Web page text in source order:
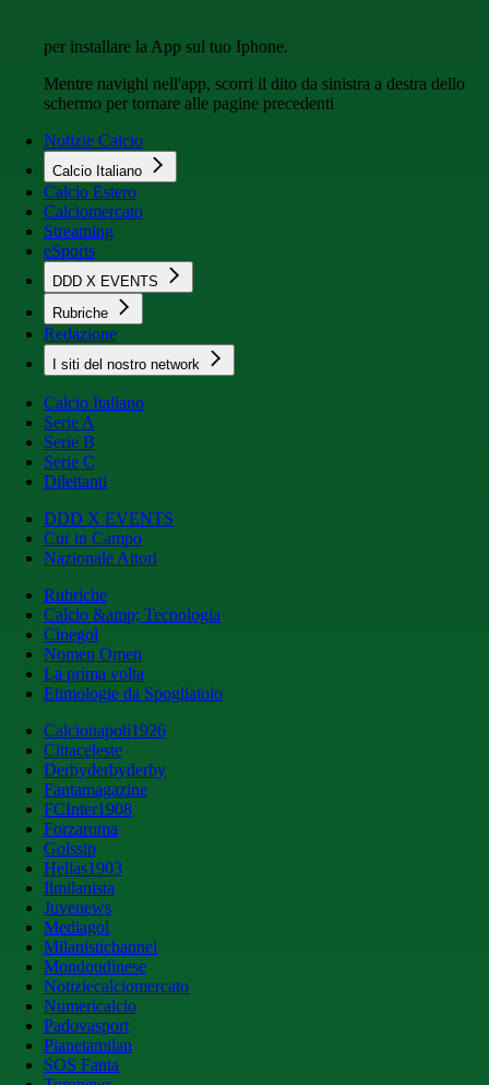
per installare la App sul tuo Iphone.
Mentre navighi nell'app, scorri il dito da sinistra a destra dello
schermo per tornare alle pagine precedenti
Notizie Calcio
Calcio Italiano
Calcio Estero
Calciomercato
Streaming
eSports
DDD X EVENTS
Rubriche
Redazione
I siti del nostro network
Calcio Italiano
Serie A
Serie B
Serie C
Dilettanti
DDD X EVENTS
Cur in Campo
Nazionale Attori
Rubriche
Calcio &amp; Tecnologia
Cinegol
Nomen Omen
La prima volta
Etimologie da Spogliatoio
Calcionapoli1926
Cittaceleste
Derbyderbyderby
Fantamagazine
FCInter1908
Forzaroma
Golssip
Hellas1903
Ilmilanista
Juvenews
Mediagol
Milanistichannel
Mondoudinese
Notiziecalciomercato
Numericalcio
Padovasport
Pianetamilan
SOS Fanta